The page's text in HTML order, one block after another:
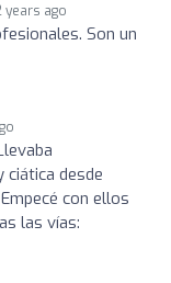
years ago
Son un
desde
con ellos
las vías: